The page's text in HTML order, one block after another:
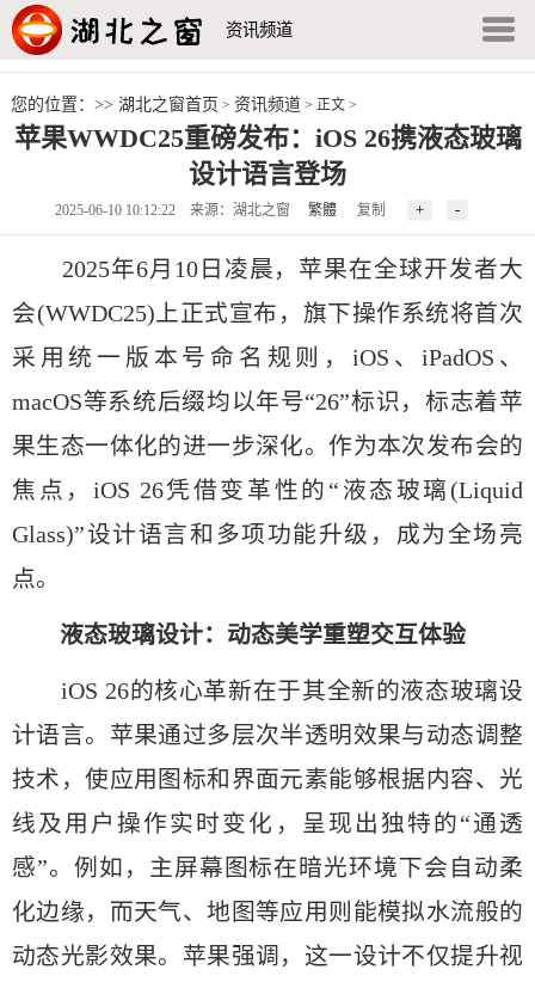
资讯频道
您的位置：>> 湖北之窗首页 > 资讯频道 > 正文 >
苹果WWDC25重磅发布：iOS 26携液态玻璃
设计语言登场
2025-06-10 10:12:22 来源：湖北之窗 繁體 复制
2025年6月10日凌晨，苹果在全球开发者大
会(WWDC25)上正式宣布，旗下操作系统将首次
采用统一版本号命名规则，iOS、iPadOS、
macOS等系统后缀均以年号“26”标识，标志着苹
果生态一体化的进一步深化。作为本次发布会的
焦点，iOS 26凭借变革性的“液态玻璃(Liquid
Glass)”设计语言和多项功能升级，成为全场亮
点。
液态玻璃设计：动态美学重塑交互体验
iOS 26的核心革新在于其全新的液态玻璃设
计语言。苹果通过多层次半透明效果与动态调整
技术，使应用图标和界面元素能够根据内容、光
线及用户操作实时变化，呈现出独特的“通透
感”。例如，主屏幕图标在暗光环境下会自动柔
化边缘，而天气、地图等应用则能模拟水流般的
动态光影效果。苹果强调，这一设计不仅提升视